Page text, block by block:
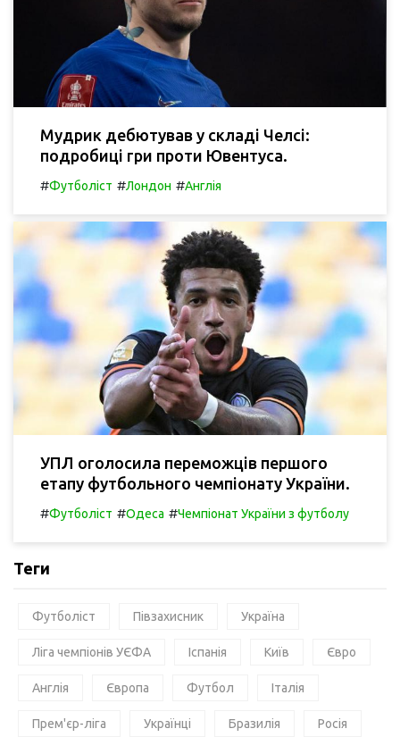
Мудрик дебютував у складі Челсі:
подробиці гри проти Ювентуса.
#Футболіст #Лондон #Англія
УПЛ оголосила переможців першого
етапу футбольного чемпіонату України.
#Футболіст #Одеса #Чемпіонат України з футболу
Теги
Футболіст Півзахисник Україна
Ліга чемпіонів УЄФА Іспанія Київ Євро
Англія Європа Футбол Італія
Прем'єр-ліга Українці Бразилія Росія